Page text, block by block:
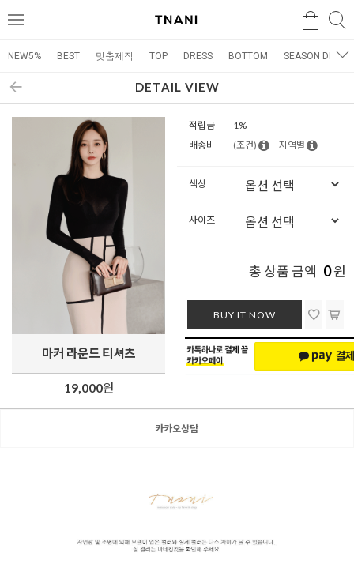
메
검색
NEW5% BEST 맞춤제작 TOP DRESS BOTTOM SEASON DRESS
DETAIL VIEW
마커 라운드 티셔츠
19,000원
적립금
1%
배송비
(조건) 지역별
색상
사이즈
총 상품 금액 0원
BUY IT NOW
카카오상담